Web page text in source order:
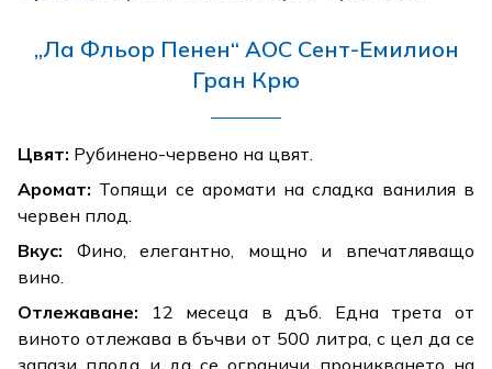
„Ла Фльор Пенен“ AOC Сент-Емилион
Гран Крю
Цвят: Рубинено-червено на цвят.
Аромат: Топящи се аромати на сладка ванилия в
червен плод.
Вкус: Фино, елегантно, мощно и впечатляващо
вино.
Отлежаване: 12 месеца в дъб. Една трета от
виното отлежава в бъчви от 500 литра, с цел да се
запази плода и да се ограничи проникването на